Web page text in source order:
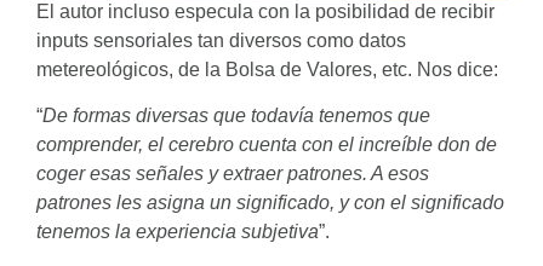
El autor incluso especula con la posibilidad de recibir
inputs sensoriales tan diversos como datos
metereológicos, de la Bolsa de Valores, etc. Nos dice:
“De formas diversas que todavía tenemos que
comprender, el cerebro cuenta con el increíble don de
coger esas señales y extraerpatrones. A esos
patrones les asigna un significado, y con el significado
tenemos la experiencia subjetiva”.